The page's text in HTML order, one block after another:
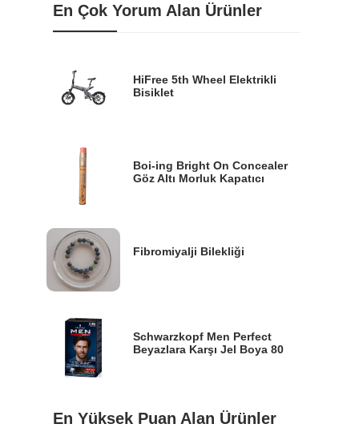
En Çok Yorum Alan Ürünler
HiFree 5th Wheel Elektrikli
Bisiklet
Boi-ing Bright On Concealer
Göz Altı Morluk Kapatıcı
Fibromiyalji Bilekliği
Schwarzkopf Men Perfect
Beyazlara Karşı Jel Boya 80
En Yüksek Puan Alan Ürünler